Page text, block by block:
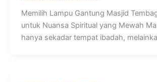
Memilih Lampu Gantung Masjid
untuk Nuansa Spiritual yang Mewah
hanya sekadar tempat ibadah,